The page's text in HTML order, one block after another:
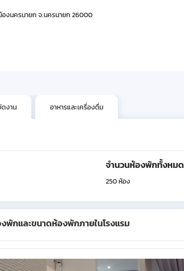
องนครนายก จ.นครนายก 26000
งาน อาหารและเครื่องดื่ม
จำนวนห้องพักทั้งหมด
250 ห้อง
พักและขนาดห้องพักภายในโรงแรม